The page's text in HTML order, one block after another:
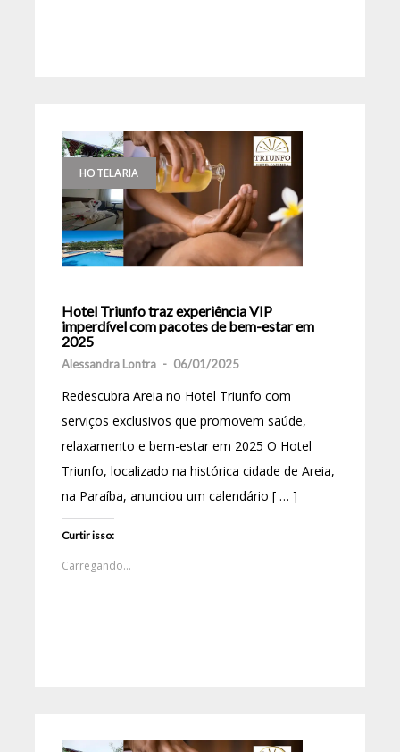
HOTELARIA
Hotel Triunfo traz experiência VIP
imperdível com pacotes de bem-estar em
2025
Alessandra Lontra - 06/01/2025
Redescubra Areia no Hotel Triunfo com
serviços exclusivos que promovem saúde,
relaxamento e bem-estar em 2025 O Hotel
Triunfo, localizado na histórica cidade de Areia,
na Paraíba, anunciou um calendário [ … ]
Curtir isso:
Carregando...